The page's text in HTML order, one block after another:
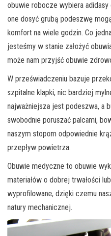
obuwie robocze wybiera
one dosyć grubą podeszwę
komfort na wiele godzin. Co
jesteśmy w stanie założyć
może nam przyjść obuwie
W przeświadczeniu bazuje
szpitalne klapki, nic bardziej
najważniejsza jest podeszwa, a
swobodnie poruszać palcami,
naszym stopom odpowiednie
przepływ powietrza.
Obuwie medyczne to obuwie
materiałów o dobrej trwałości
wyprofilowane, dzięki czemu
natury mechanicznej.